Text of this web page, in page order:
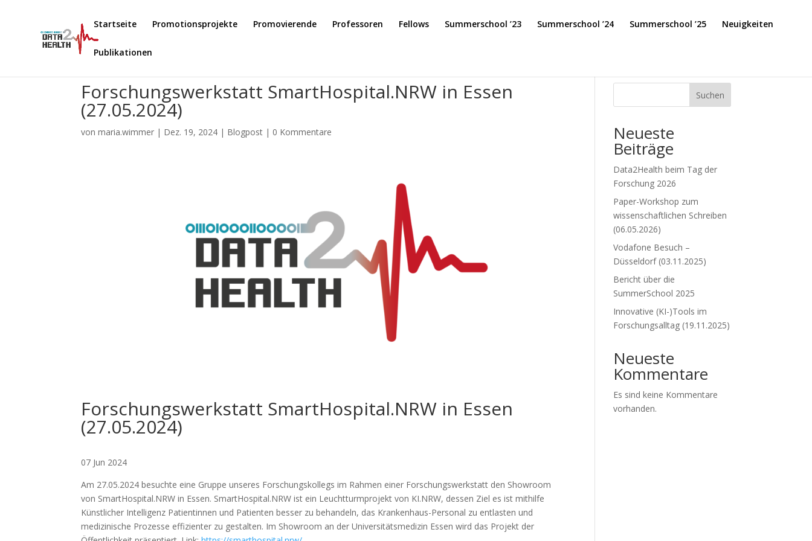
Startseite Promotionsprojekte Promovierende Professoren Fellows Summerschool ’23 Summerschool ’24 Summerschool ’25 Neuigkeiten
Publikationen
Forschungswerkstatt SmartHospital.NRW in Essen
(27.05.2024)
vonmaria.wimmer | Dez. 19, 2024 | Blogpost | 0 Kommentare
Forschungswerkstatt SmartHospital.NRW in Essen
(27.05.2024)
07 Jun 2024
Am 27.05.2024 besuchte eine Gruppe unseres Forschungskollegs im Rahmen einer Forschungswerkstatt den Showroom
von SmartHospital.NRW in Essen. SmartHospital.NRW ist ein Leuchtturmprojekt von KI.NRW, dessen Ziel es ist mithilfe
Künstlicher Intelligenz Patientinnen und Patienten besser zu behandeln, das Krankenhaus-Personal zu entlasten und
medizinische Prozesse effizienter zu gestalten. Im Showroom an der Universitätsmedizin Essen wird das Projekt der
Suchen
Neueste
Beiträge
Data2Health beim Tag der
Forschung 2026
Paper-Workshop zum
wissenschaftlichen Schreiben
(06.05.2026)
Vodafone Besuch –
Düsseldorf (03.11.2025)
Bericht über die
SummerSchool 2025
Innovative (KI-)Tools im
Forschungsalltag (19.11.2025)
Neueste
Kommentare
Es sind keine Kommentare
vorhanden.